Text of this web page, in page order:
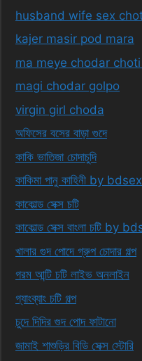
husband wife sex
kajer masir pod mara
ma meye chodar
magi chodar golpo
virgin girl choda
অফিসের বসের বাড়া গুদে
কাকি ভাতিজা চোদাচুদি
কাকিমা পানু কাহিনী by
কাকোল্ড সেক্স চটি
কাকোল্ড সেক্স বাংলা চটি by
খালার গুদ পোদে গ্রুপ চোদার গল্প
গরম আন্টি চটি লাইভ অনলাইন
গ্যাংব্যাং চটি গল্প
চুদে দিদির গুদ পোদ ফাটানো
জামাই শাশুড়ির বিডি সেক্স স্টোরি